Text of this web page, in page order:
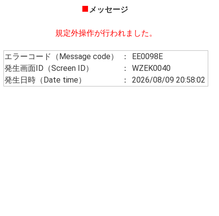
■メッセージ
規定外操作が行われました。
エラーコード（Message code） ：
EE0098E
発生画面ID（Screen ID）
：
WZEK0040
発生日時（Date time）
： 2026/08/09 20:58:02